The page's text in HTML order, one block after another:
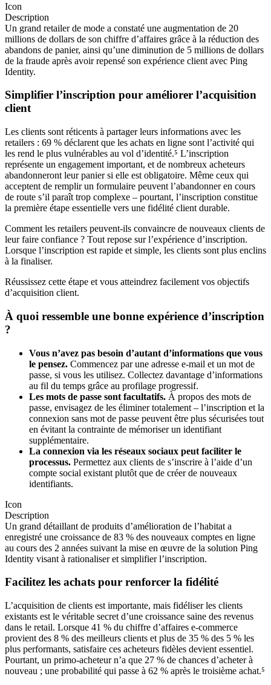
Icon
Description
Un grand retailer de mode a constaté une augmentation de 20
millions de dollars de son chiffre d’affaires grâce à la réduction des
abandons de panier, ainsi qu’une diminution de 5 millions de dollars
de la fraude après avoir repensé son expérience client avec Ping
Identity.
Simplifier l’inscription pour améliorer l’acquisition
client
Les clients sont réticents à partager leurs informations avec les
retailers : 69 % déclarent que les achats en ligne sont l’activité qui
les rend le plus vulnérables au vol d’identité.⁵ L’inscription
représente un engagement important, et de nombreux acheteurs
abandonneront leur panier si elle est obligatoire. Même ceux qui
acceptent de remplir un formulaire peuvent l’abandonner en cours
de route s’il paraît trop complexe – pourtant, l’inscription constitue
la première étape essentielle vers une fidélité client durable.
Comment les retailers peuvent-ils convaincre de nouveaux clients de
leur faire confiance ? Tout repose sur l’expérience d’inscription.
Lorsque l’inscription est rapide et simple, les clients sont plus enclins
à la finaliser.
Réussissez cette étape et vous atteindrez facilement vos objectifs
d’acquisition client.
À quoi ressemble une bonne expérience d’inscription
?
Vous n’avez pas besoin d’autant d’informations que vous
le pensez. Commencez par une adresse e-mail et un mot de
passe, si vous les utilisez. Collectez davantage d’informations
au fil du temps grâce au profilage progressif.
Les mots de passe sont facultatifs. À propos des mots de
passe, envisagez de les éliminer totalement – l’inscription et la
connexion sans mot de passe peuvent être plus sécurisées tout
en évitant la contrainte de mémoriser un identifiant
supplémentaire.
La connexion via les réseaux sociaux peut faciliter le
processus. Permettez aux clients de s’inscrire à l’aide d’un
compte social existant plutôt que de créer de nouveaux
identifiants.
Icon
Description
Un grand détaillant de produits d’amélioration de l’habitat a
enregistré une croissance de 83 % des nouveaux comptes en ligne
au cours des 2 années suivant la mise en œuvre de la solution Ping
Identity visant à rationaliser et simplifier l’inscription.
Facilitez les achats pour renforcer la fidélité
L’acquisition de clients est importante, mais fidéliser les clients
existants est le véritable secret d’une croissance saine des revenus
dans le retail. Lorsque 41 % du chiffre d’affaires e-commerce
provient des 8 % des meilleurs clients et plus de 35 % des 5 % les
plus performants, satisfaire ces acheteurs fidèles devient essentiel.
Pourtant, un primo-acheteur n’a que 27 % de chances d’acheter à
nouveau ; une probabilité qui passe à 62 % après le troisième achat.⁵